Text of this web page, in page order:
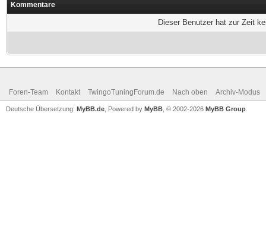
Kommentare
Dieser Benutzer hat zur Zeit
Foren-Team Kontakt TwingoTuningForum.de Nach oben Archiv-Modus
Deutsche Übersetzung: MyBB.de , Powered by MyBB , © 2002-2026 MyBB Group